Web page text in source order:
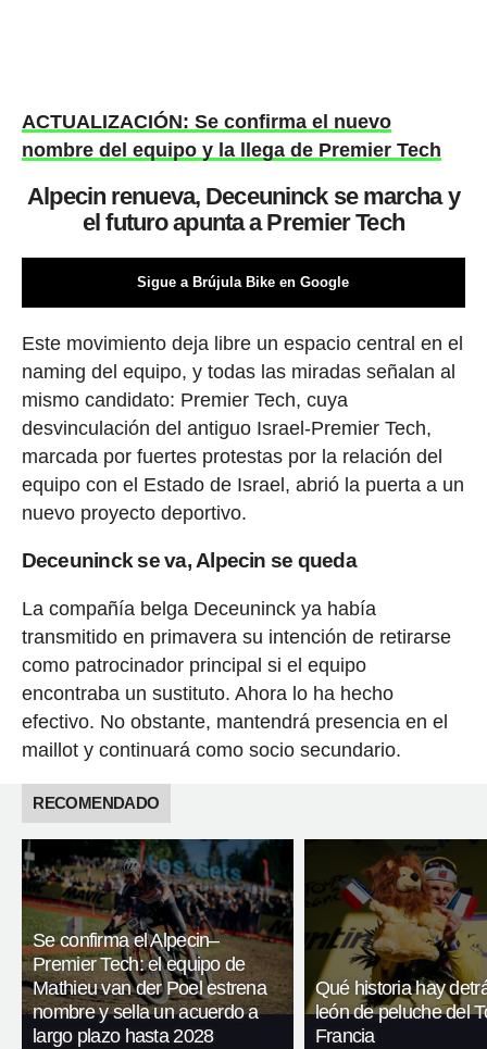
ACTUALIZACIÓN: Se confirma el nuevo
nombre del equipo y la llega de Premier Tech
Alpecin renueva, Deceuninck se marcha y
el futuro apunta a Premier Tech
Sigue a Brújula Bike en Google
Este movimiento deja libre un espacio central en el
naming del equipo, y todas las miradas señalan al
mismo candidato: Premier Tech, cuya
desvinculación del antiguo Israel-Premier Tech,
marcada por fuertes protestas por la relación del
equipo con el Estado de Israel, abrió la puerta a un
nuevo proyecto deportivo.
Deceuninck se va, Alpecin se queda
La compañía belga Deceuninck ya había
transmitido en primavera su intención de retirarse
como patrocinador principal si el equipo
encontraba un sustituto. Ahora lo ha hecho
efectivo. No obstante, mantendrá presencia en el
maillot y continuará como socio secundario.
RECOMENDADO
Se confirma el Alpecin–
Premier Tech: el equipo de
Mathieu van der Poel estrena
nombre y sella un acuerdo a
largo plazo hasta 2028
Qué historia hay
león de peluche del
Francia